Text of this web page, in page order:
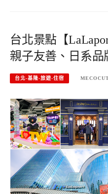
台北景點【
親子友善、日系品
台北-基隆-旅遊-住宿